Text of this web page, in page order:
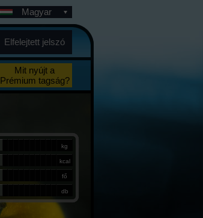
Magyar
Elfelejtett jelszó
Mit nyújt a
Prémium tagság?
kg
kcal
fő
db